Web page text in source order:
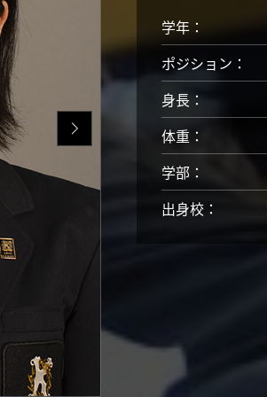
学年：
ポジション：
身長：
体重：
学部：
出身校：